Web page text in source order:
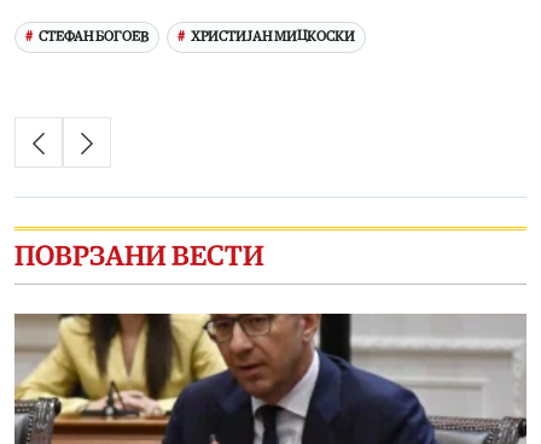
СТЕФАН БОГОЕВ ХРИСТИЈАН МИЦКОСКИ
ПОВРЗАНИ ВЕСТИ